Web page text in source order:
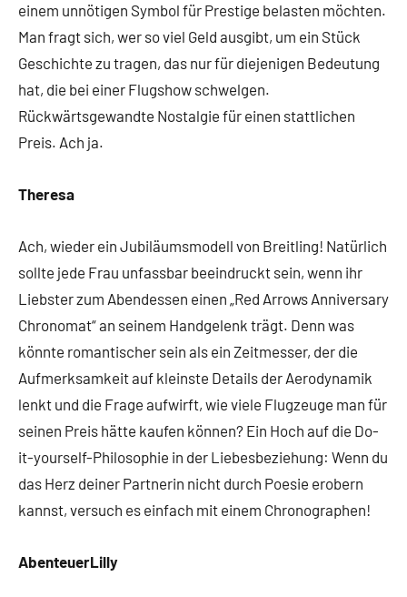
einem unnötigen Symbol für Prestige belasten möchten.
Man fragt sich, wer so viel Geld ausgibt, um ein Stück
Geschichte zu tragen, das nur für diejenigen Bedeutung
hat, die bei einer Flugshow schwelgen.
Rückwärtsgewandte Nostalgie für einen stattlichen
Preis. Ach ja.
Theresa
Ach, wieder ein Jubiläumsmodell von Breitling! Natürlich
sollte jede Frau unfassbar beeindruckt sein, wenn ihr
Liebster zum Abendessen einen „Red Arrows Anniversary
Chronomat“ an seinem Handgelenk trägt. Denn was
könnte romantischer sein als ein Zeitmesser, der die
Aufmerksamkeit auf kleinste Details der Aerodynamik
lenkt und die Frage aufwirft, wie viele Flugzeuge man für
seinen Preis hätte kaufen können? Ein Hoch auf die Do-
it-yourself-Philosophie in der Liebesbeziehung: Wenn du
das Herz deiner Partnerin nicht durch Poesie erobern
kannst, versuch es einfach mit einem Chronographen!
AbenteuerLilly